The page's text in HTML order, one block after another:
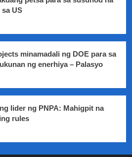
US
minamadali ng DOE para sa
ng enerhiya – Palasyo
lider ng PNPA: Mahigpit na
rules